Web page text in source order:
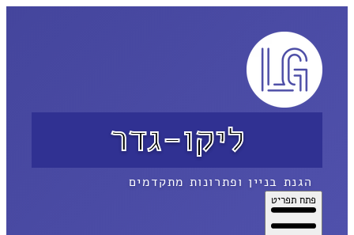
ליקו-גדר
הגנת בניין ופתרונות מתקדמים
פתח תפריט